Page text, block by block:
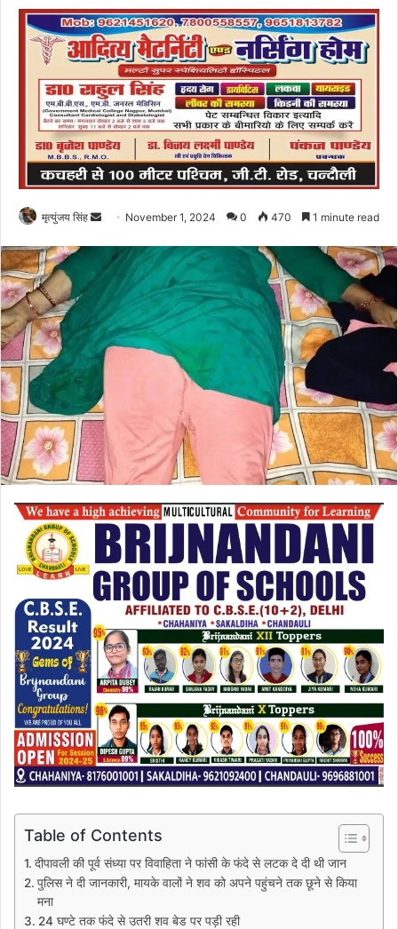
मृत्युंजय सिंह
Send
email
November 1, 2024 0 470 1 minute read
Table of Contents
दीपावली की पूर्व संध्या पर विवाहिता ने फांसी के फंदे से लटक दे दी थी जान
पुलिस ने दी जानकारी, मायके वालों ने शव को अपने पहुंचने तक छूने से किया
मना
24 घण्टे तक फंदे से उतरी शव बेड पर पड़ी रही